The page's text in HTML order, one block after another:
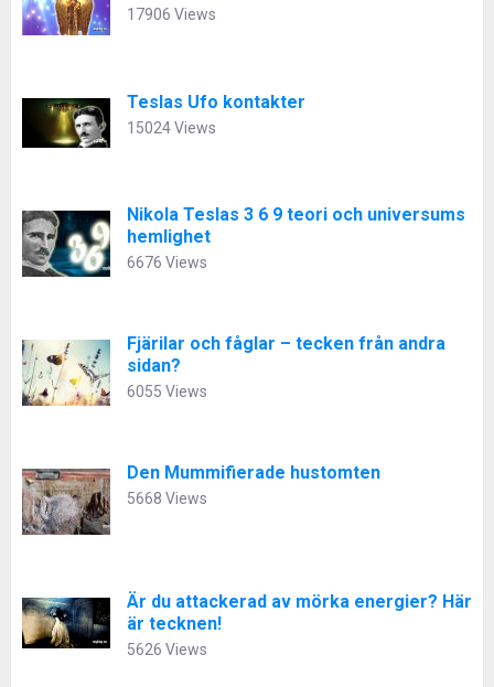
17906 Views
Teslas Ufo kontakter
15024 Views
Nikola Teslas 3 6 9 teori och universums
hemlighet
6676 Views
Fjärilar och fåglar – tecken från andra
sidan?
6055 Views
Den Mummifierade hustomten
5668 Views
Är du attackerad av mörka energier? Här
är tecknen!
5626 Views